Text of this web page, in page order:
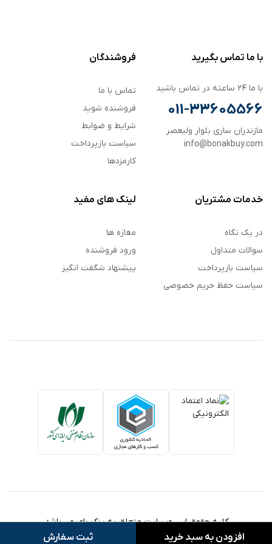
با ما تماس بگیرید
با ما ۲۴ ساعته در تماس باشید
011-33605566
مازندران ساری بلوار ولیعصر
info@bonakbuy.com
فروشندگان
تماس با ما
فروشنده شوید
شرایط و ضوابط
سیاست بازپرداخت
کارمزدها
خدمات مشتریان
در یک نگاه
سوالات متداول
سیاست بازپرداخت
سیاست حفظ حریم خصوصی
لینک های مفید
مغازه ها
ورود فروشنده
پیشنهاد شگفت انگیز
کلیه حقوق این وبسایت متعلق به بنک بای می باشد.
افزودن به سبد خرید ثبت سفارش